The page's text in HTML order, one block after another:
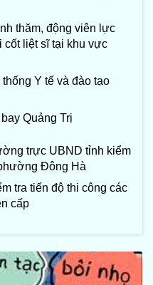
thăm, động viên lực
cốt liệt sĩ tại khu vực
Y tế và đào tạo
Quảng Trị
trực UBND tỉnh kiểm
Đông Hà
tra tiến độ thi công các
cấp